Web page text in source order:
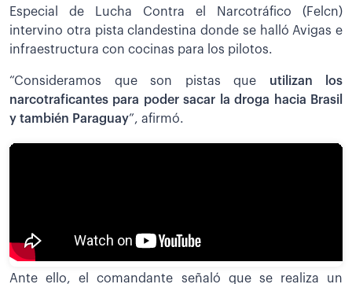
Especial de Lucha Contra el Narcotráfico (Felcn)
intervino otra pista clandestina donde se halló Avigas e
infraestructura con cocinas para los pilotos.
“Consideramos que son pistas que utilizan los
narcotraficantes para poder sacar la droga hacia Brasil
y también Paraguay”, afirmó.
Ante ello, el comandante señaló que se realiza un